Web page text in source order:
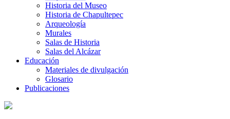
Historia del Museo
Historia de Chapultepec
Arqueología
Murales
Salas de Historia
Salas del Alcázar
Educación
Materiales de divulgación
Glosario
Publicaciones